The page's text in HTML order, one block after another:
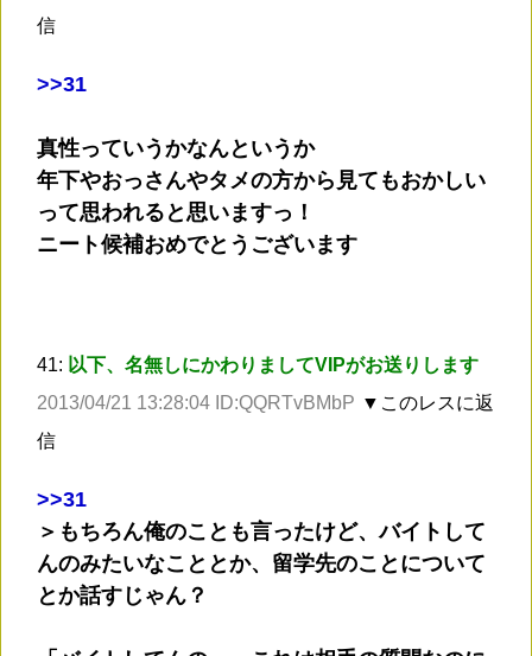
信
>>31
真性っていうかなんというか
年下やおっさんやタメの方から見てもおかしい
って思われると思いますっ！
ニート候補おめでとうございます
41: 以下、名無しにかわりましてVIPがお送りします
2013/04/21 13:28:04 ID:QQRTvBMbP ▼このレスに返
信
>>31
＞もちろん俺のことも言ったけど、バイトして
んのみたいなこととか、留学先のことについて
とか話すじゃん？